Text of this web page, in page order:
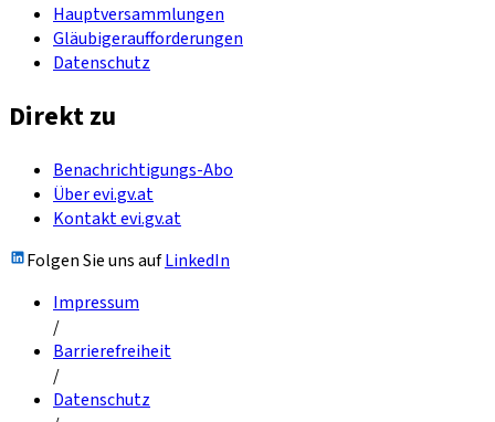
Hauptversammlungen
Gläubigeraufforderungen
Datenschutz
Direkt zu
Benachrichtigungs-Abo
Über evi.gv.at
Kontakt evi.gv.at
Folgen Sie uns aufLinkedIn
Impressum
/
Barrierefreiheit
/
Datenschutz